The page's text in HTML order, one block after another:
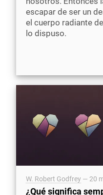
escapar de ser un
el cuerpo radiante
lo dispuso.
W. Robert Godfrey — 20
¿Qué significa